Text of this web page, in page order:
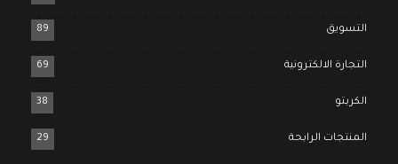
التسويق 89
التجارة الالكترونية 69
الكربتو 38
المنتجات الرابحة 29